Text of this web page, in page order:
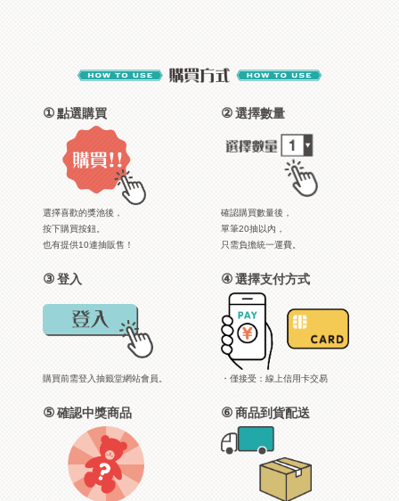
①點選購買
選擇喜歡的獎池後，
按下購買按鈕。
也有提供10連抽販售！
②選擇數量
確認購買數量後，
單筆20抽以內，
只需負擔統一運費。
③登入
購買前需登入抽籤堂網站會員。
④選擇支付方式
・僅接受：線上信用卡交易
⑤確認中獎商品 ⑥商品到貨配送